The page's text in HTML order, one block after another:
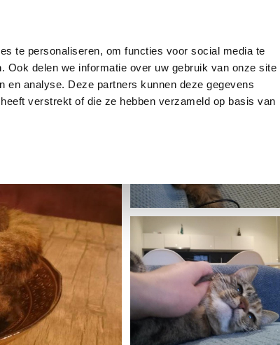
te personaliseren, om functies voor social media te
Ook delen we informatie over uw gebruik van onze site
en analyse. Deze partners kunnen deze gegevens
verstrekt of die ze hebben verzameld op basis van
het?